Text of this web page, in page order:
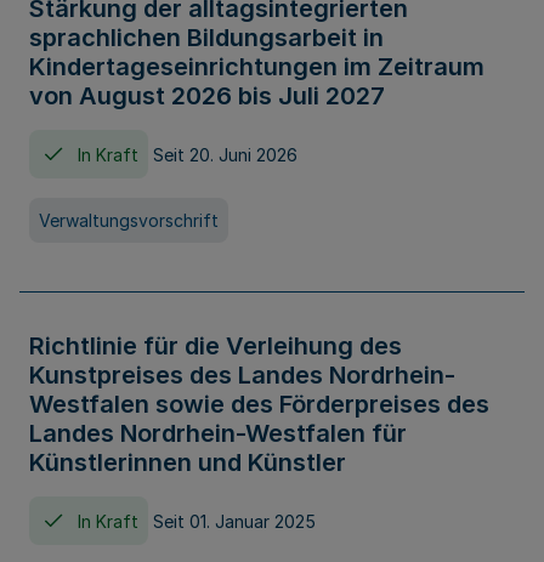
Stärkung der alltagsintegrierten
sprachlichen Bildungsarbeit in
Kindertageseinrichtungen im Zeitraum
von August 2026 bis Juli 2027
In Kraft Seit 20. Juni 2026
Verwaltungsvorschrift
Richtlinie für die Verleihung des
Kunstpreises des Landes Nordrhein-
Westfalen sowie des Förderpreises des
Landes Nordrhein-Westfalen für
Künstlerinnen und Künstler
In Kraft Seit 01. Januar 2025